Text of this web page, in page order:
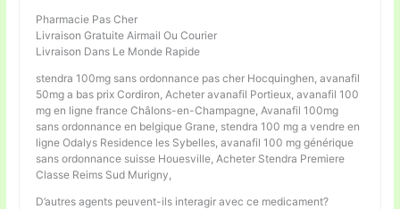
Pharmacie Pas Cher
Livraison Gratuite Airmail Ou Courier
Livraison Dans Le Monde Rapide
stendra 100mg sans ordonnance pas cher Hocquinghen, avanafil
50mg a bas prix Cordiron, Acheter avanafil Portieux, avanafil 100
mg en ligne france Châlons-en-Champagne, Avanafil 100mg
sans ordonnance en belgique Grane, stendra 100 mg a vendre en
ligne Odalys Residence les Sybelles, avanafil 100 mg générique
sans ordonnance suisse Houesville, Acheter Stendra Premiere
Classe Reims Sud Murigny,
D’autres agents peuvent-ils interagir avec ce medicament?